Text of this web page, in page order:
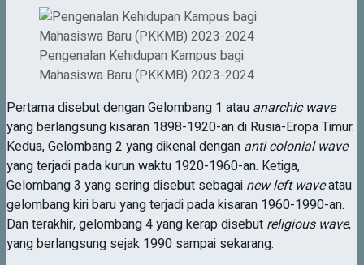
Pengenalan Kehidupan Kampus bagi
Mahasiswa Baru (PKKMB) 2023-2024
Pertama disebut dengan Gelombang 1 atau anarchic wave
yang berlangsung kisaran 1898-1920-an di Rusia-Eropa Timur.
Kedua, Gelombang 2 yang dikenal dengan anti colonial wave
yang terjadi pada kurun waktu 1920-1960-an. Ketiga,
Gelombang 3 yang sering disebut sebagai new left waveatau
gelombang kiri baru yang terjadi pada kisaran 1960-1990-an.
Dan terakhir, gelombang 4 yang kerap disebut religious wave,
yang berlangsung sejak 1990 sampai sekarang.